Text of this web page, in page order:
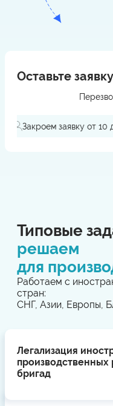
Оставьте заявку
Типовые
решаем
для
Работаем с
стран:
СНГ, Азии, Европы,
Легализация
производственных
бригад